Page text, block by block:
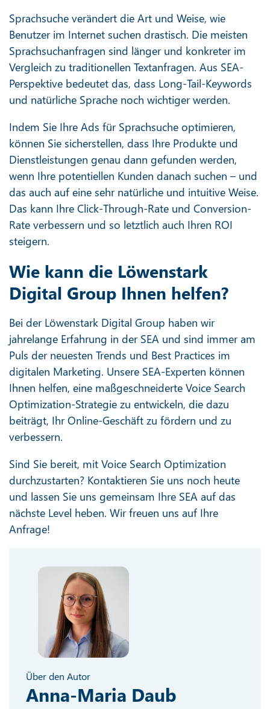
Sprachsuche verändert die Art und Weise, wie
Benutzer im Internet suchen drastisch. Die meisten
Sprachsuchanfragen sind länger und konkreter im
Vergleich zu traditionellen Textanfragen. Aus SEA-
Perspektive bedeutet das, dass Long-Tail-Keywords
und natürliche Sprache noch wichtiger werden.
Indem Sie Ihre Ads für Sprachsuche optimieren,
können Sie sicherstellen, dass Ihre Produkte und
Dienstleistungen genau dann gefunden werden,
wenn Ihre potentiellen Kunden danach suchen – und
das auch auf eine sehr natürliche und intuitive Weise.
Das kann Ihre Click-Through-Rate und Conversion-
Rate verbessern und so letztlich auch Ihren ROI
steigern.
Wie kann die Löwenstark
Digital Group Ihnen helfen?
Bei der Löwenstark Digital Group haben wir
jahrelange Erfahrung in der SEA und sind immer am
Puls der neuesten Trends und Best Practices im
digitalen Marketing. Unsere SEA-Experten können
Ihnen helfen, eine maßgeschneiderte Voice Search
Optimization-Strategie zu entwickeln, die dazu
beiträgt, Ihr Online-Geschäft zu fördern und zu
verbessern.
Sind Sie bereit, mit Voice Search Optimization
durchzustarten? Kontaktieren Sie uns noch heute
und lassen Sie uns gemeinsam Ihre SEA auf das
nächste Level heben. Wir freuen uns auf Ihre
Anfrage!
Über den Autor
Anna-Maria Daub